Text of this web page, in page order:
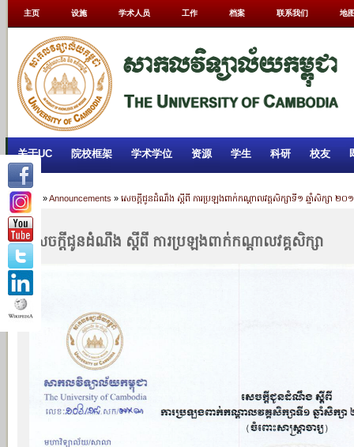
主页 设施 学术人员 工作 档案 联系我们 地
关于UC 院校框架 学术学位 资源 学生 科研 校友
Home »Announcements » សេចក្តីជូនដំណឹង ស្តីពី ការប្រឡងពាក់កណ្តាលវគ្គសិក្សាទី១ ឆ្នាំសិក្សា ២
សេចក្តីជូនដំណឹង ស្តីពី ការប្រឡងពាក់កណ្តាលវគ្គសិក្សា